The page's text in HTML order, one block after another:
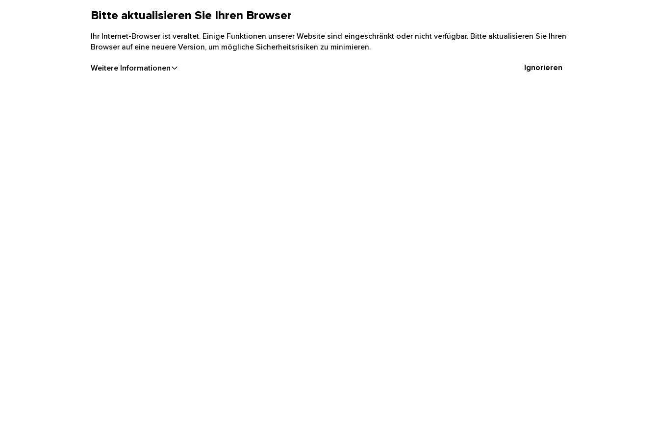
Bitte aktualisieren Sie Ihren Browser
Ihr Internet-Browser ist veraltet. Einige Funktionen unserer Website sind eingeschränkt oder nicht verfügbar. Bitte aktualisieren Sie Ihren
Browser auf eine neuere Version, um mögliche Sicherheitsrisiken zu minimieren.
Weitere Informationen Ignorieren